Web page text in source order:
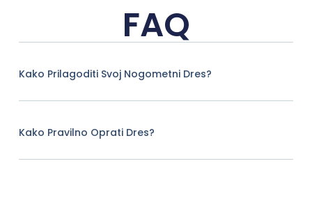
FAQ
Kako Prilagoditi Svoj Nogometni Dres?
Kako Pravilno Oprati Dres?